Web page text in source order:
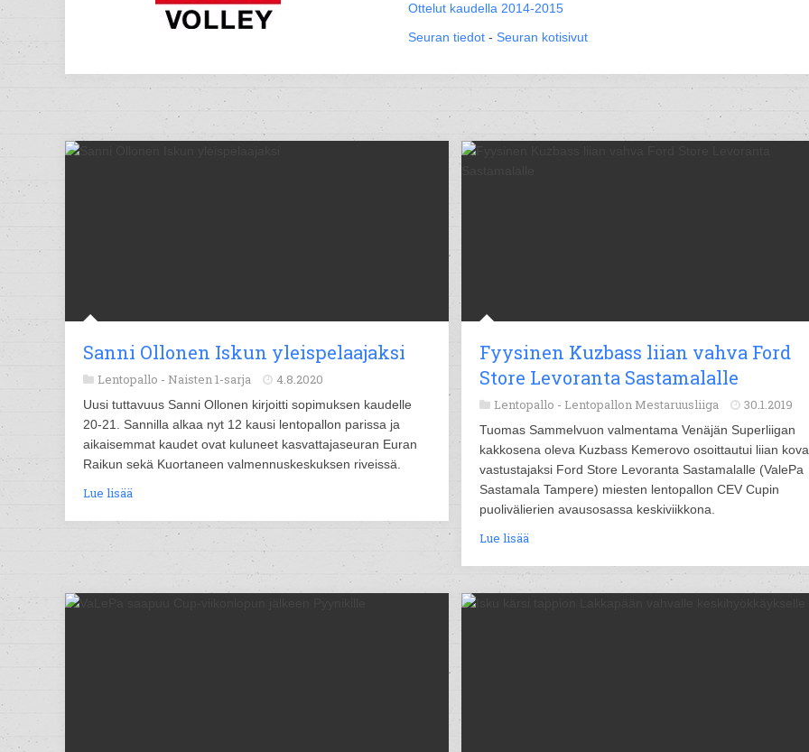
Ottelut kaudella 2014-2015
Seuran tiedot - Seuran kotisivut
Sanni Ollonen Iskun yleispelaajaksi
Lentopallo - Naisten 1-sarja 4.8.2020
Uusi tuttavuus Sanni Ollonen kirjoitti sopimuksen kaudelle
20-21. Sannilla alkaa nyt 12 kausi lentopallon parissa ja
aikaisemmat kaudet ovat kuluneet kasvattajaseuran Euran
Raikun sekä Kuortaneen valmennuskeskuksen riveissä.
Lue lisää
Fyysinen Kuzbass liian vahva Ford
Store Levoranta Sastamalalle
Lentopallo - Lentopallon Mestaruusliiga 30.1.2019
Tuomas Sammelvuon valmentama Venäjän Superliigan
kakkosena oleva Kuzbass Kemerovo osoittautui liian
vastustajaksi Ford Store Levoranta Sastamalalle (ValePa
Sastamala Tampere) miesten lentopallon CEV Cupin
puolivälierien avausosassa keskiviikkona.
Lue lisää